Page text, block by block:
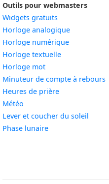
Outils pour webmasters
Widgets gratuits
Horloge analogiqueWidget
Horloge numériqueWidget
Horloge textuelleWidget
Horloge motWidget
Minuteur de compte à rebours
Heures de prièreWidget
Météo
Lever et coucher du soleil
Phase lunaireWidget